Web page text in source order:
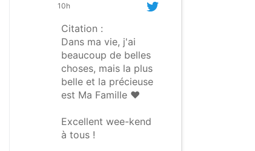
10h
Citation :
Dans ma vie, j'ai
beaucoup de belles
choses, mais la plus
belle et la précieuse
est Ma Famille ❤️
Excellent wee-kend
à tous !